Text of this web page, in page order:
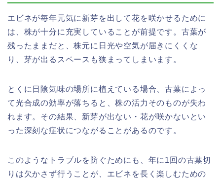
エビネが毎年元気に新芽を出して花を咲かせるために
は、株が十分に充実していることが前提です。古葉が
残ったままだと、株元に日光や空気が届きにくくな
り、芽が出るスペースも狭まってしまいます。
とくに日陰気味の場所に植えている場合、古葉によっ
て光合成の効率が落ちると、株の活力そのものが失わ
れます。その結果、新芽が出ない・花が咲かないとい
った深刻な症状につながることがあるのです。
このようなトラブルを防ぐためにも、年に1回の古葉切
りは欠かさず行うことが、エビネを長く楽しむための